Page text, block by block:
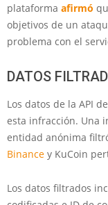
plataforma afirmó
objetivos de un
problema con el
DATOS
Los datos de la API
esta infracción. Una
entidad anónima
Binance y KuCoin
Los datos filtrados